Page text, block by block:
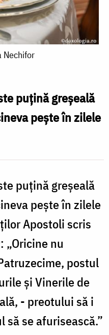
Nechifor
puțină greșeală
pește în zilele
puțină greșeală
pește în zilele
Apostoli scris
„Oricine nu
postul
și Vinerile de
- preotului să i
să se afurisească.”